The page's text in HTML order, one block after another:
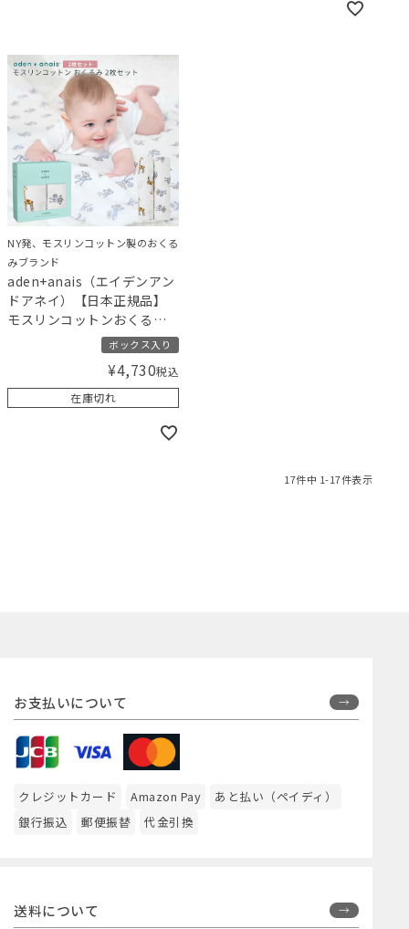
NY発、モスリンコットン製のおくる
みブランド
aden+anais（エイデンアン
ドアネイ）【日本正規品】
モスリンコットンおくる
み 2枚セット ジャングルジ
ャム jungle jam swaddle 2
ボックス入り
¥4,730税込
在庫切れ
17件中 1-17件表示
お支払いについて
クレジットカード Amazon Pay
あと払い（ペイディ）
銀行振込
郵便振替 代金引換
送料について